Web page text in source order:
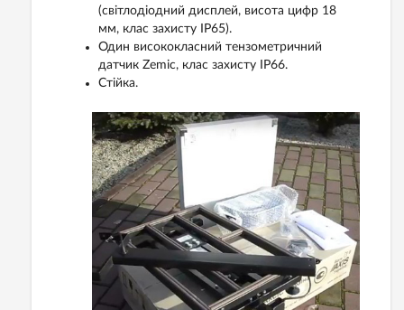
(світлодіодний дисплей, висота цифр 18
мм, клас захисту IP65).
Один висококласний тензометричний
датчик Zemic, клас захисту IP66.
Стійка.